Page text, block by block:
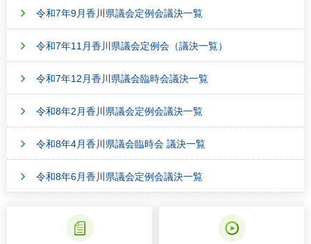
令和7年9月香川県議会定例会議決一覧
令和7年11月香川県議会定例会（議決一覧）
令和7年12月香川県議会臨時会議決一覧
令和8年2月香川県議会定例会議決一覧
令和8年4月香川県議会臨時会 議決一覧
令和8年6月香川県議会定例会議決一覧